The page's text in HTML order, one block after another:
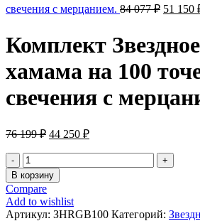
свечения с мерцанием. 84 077₽
84
077 ₽.
51 150
Комплект
хамама на 100
свечения с
76 199₽ Первоначальная
составляла
76
199 ₽.
44 250 ₽Текущая
44
250 ₽.
Количество
товара
Комплект
Звездное
небо
В корзину
Compare
Add to wishlist
Артикул: ЗНRGB100 Категорий: